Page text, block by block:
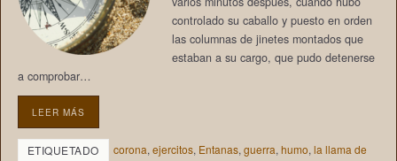
controlado su caballo y puesto en orden
las columnas de jinetes montados que
estaban a su cargo, que pudo detenerse
a comprobar…
LEER MÁS
ETIQUETADO corona, ejercitos, Entanas, guerra, humo, la llama de